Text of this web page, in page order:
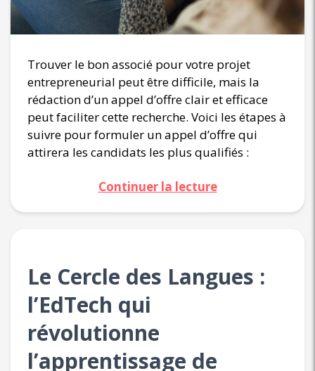
Trouver le bon associé pour votre projet
entrepreneurial peut être difficile, mais la
rédaction d’un appel d’offre clair et efficace
peut faciliter cette recherche. Voici les étapes à
suivre pour formuler un appel d’offre qui
attirera les candidats les plus qualifiés :
Continuer la lecture
Le Cercle des Langues :
l’EdTech qui
révolutionne
l’apprentissage de